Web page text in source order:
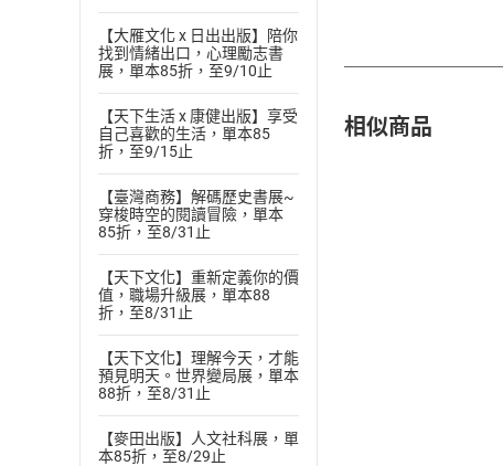
【大雁文化 x 日出出版】陪你
找到情緒出口，心理勵志書
展，單本85折，至9/10止
【天下生活 x 康健出版】享受
自己喜歡的生活，單本85
折，至9/15止
【臺灣商務】解碼歷史書展~
穿梭時空的閱讀冒險，單本
85折，至8/31止
【天下文化】重新定義你的價
值，職場升級展，單本88
折，至8/31止
【天下文化】理解今天，才能
預見明天。世界變局展，單本
88折，至8/31止
【麥田出版】人文社科展，單
本85折，至8/29止
相似商品